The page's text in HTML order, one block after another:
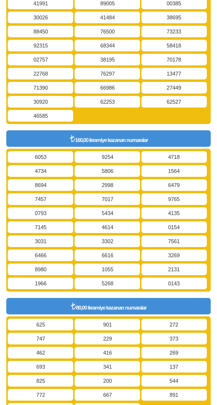
41991 89005 00385
30026 41484 38695
88450 76500 73233
92315 68344 58418
02757 38195 70178
22768 76297 13477
71390 66986 27449
30920 62253 62527
46585
160,00 ikramiye kazanan numaralar
6053 9254 4718
4734 5806 1564
8694 2998 6479
7457 7017 9765
0793 5434 4135
7145 4614 0154
3031 3302 7561
6466 6616 3269
8980 1055 2131
1966 5268 0143
80,00 ikramiye kazanan numaralar
625 901 272
747 229 373
462 416 269
693 341 137
825 200 544
772 667 891